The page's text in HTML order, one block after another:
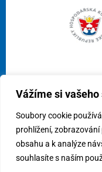
Vážíme si
Soubory cookie
prohlížení,
obsahu a k analýze
souhlasíte s naším